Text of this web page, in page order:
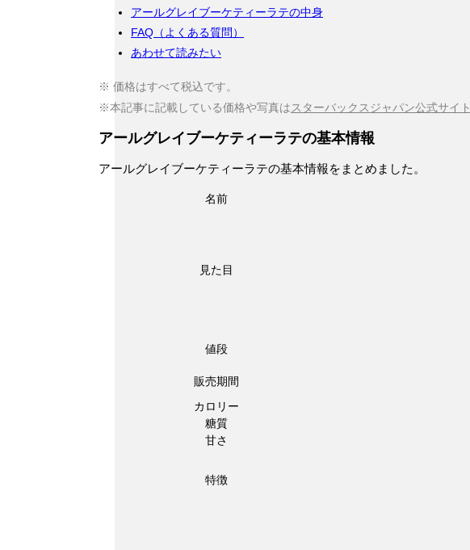
アールグレイブーケティーラテの中身
FAQ（よくある質問）
あわせて読みたい
※ 価格はすべて税込です。
※本記事に記載している価格や写真はスターバックスジャパン公式サイト
アールグレイブーケティーラテの基本情報
アールグレイブーケティーラテの基本情報をまとめました。
名前
見た目
値段
販売期間
カロリー
糖質
甘さ
特徴